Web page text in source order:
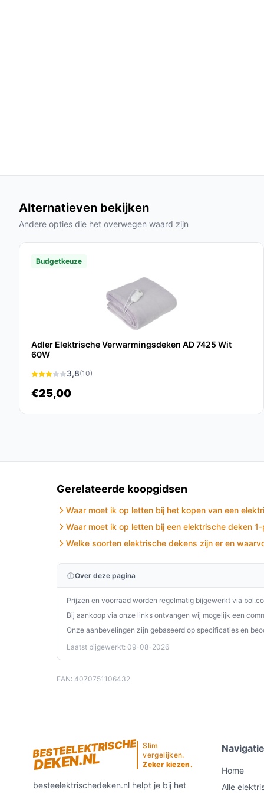
3. Kies je gewenste temperatuur en
Specificaties in mensentaal
Materiaal: Gemaakt van katoen, wat zorgt
tijdens gebruik.
Veelgestelde vragen
Hoe lang gaat dit product mee?
De levensduur van de deken kan variëren,
levensduur van meerdere jaren te verwachten.
Is dit geschikt voor gebruik bij spierpijn?
Ja, de verwarmingsdeken is speciaal
gebruiksvriendelijke bediening, wat bijdraagt aan
Conclusie
De Elektrische Verwarmingsdeken is een
effectieve verlichting van pijn en een gezellige
perfect past bij jouw behoeften!
Alternatieven bekijken
Andere opties die het overwegen waard zijn
Budgetkeuze
Adler Elektrische Verwarmingsdeken AD 7425 Wit
60W
3,8(10)
€25,00
Gerelateerde koopgidsen
Waar moet ik op letten bij het kopen van een
Waar moet ik op letten bij een elektrische deken
Welke soorten elektrische dekens zijn er en
Over deze pagina
Prijzen en voorraad worden regelmatig bijgewerkt via
Bij aankoop via onze links ontvangen wij mogelijk een
Onze aanbevelingen zijn gebaseerd op specificaties en
Laatst bijgewerkt: 09-08-2026
EAN: 4070751106432
BESTEELEKTRISCHE
DEKEN.NL
Slim
vergelijken.
Zeker kiezen.
besteelektrischedeken.nl helpt je bij het
Navigatie
Home
Alle